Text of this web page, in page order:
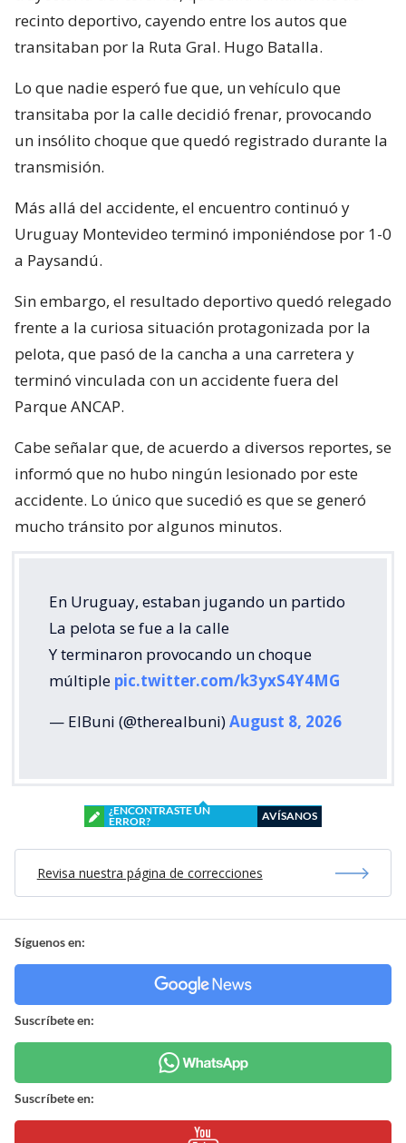
recinto deportivo, cayendo entre los autos que
transitaban por la Ruta Gral. Hugo Batalla.
Lo que nadie esperó fue que, un vehículo que
transitaba por la calle decidió frenar, provocando
un insólito choque que quedó registrado durante la
transmisión.
Más allá del accidente, el encuentro continuó y
Uruguay Montevideo terminó imponiéndose por 1-0
a Paysandú.
Sin embargo, el resultado deportivo quedó relegado
frente a la curiosa situación protagonizada por la
pelota, que pasó de la cancha a una carretera y
terminó vinculada con un accidente fuera del
Parque ANCAP.
Cabe señalar que, de acuerdo a diversos reportes, se
informó que no hubo ningún lesionado por este
accidente. Lo único que sucedió es que se generó
mucho tránsito por algunos minutos.
En Uruguay, estaban jugando un partido
La pelota se fue a la calle
Y terminaron provocando un choque
múltiple pic.twitter.com/k3yxS4Y4MG
— ElBuni (@therealbuni)August 8, 2026
¿ENCONTRASTE UN
ERROR?
AVÍSANOS
Revisa nuestra página de correcciones
Síguenos en:
Suscríbete en:
Suscríbete en: